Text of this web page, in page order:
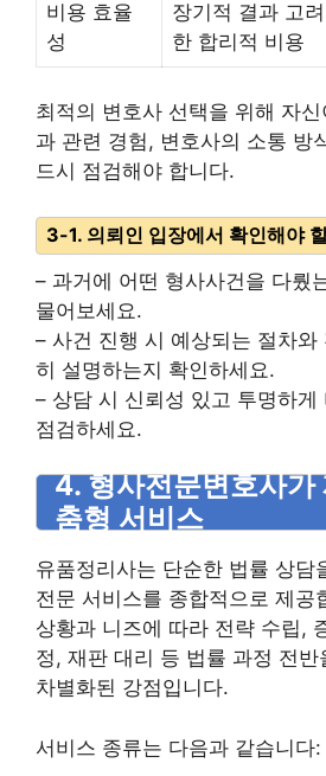
비용 효율
성
장기적 결과 고려
한 합리적 비용
최적의 변호사 선택을 위해 자
과 관련 경험, 변호사의 소통 방
드시 점검해야 합니다.
3-1. 의뢰인 입장에서 확인해야
– 과거에 어떤 형사사건을 다뤘
물어보세요.
– 사건 진행 시 예상되는 절차와
히 설명하는지 확인하세요.
– 상담 시 신뢰성 있고 투명하게
점검하세요.
4. 형사전문변호사가
춤형 서비스
유품정리사는 단순한 법률 상담
전문 서비스를 종합적으로 제공
상황과 니즈에 따라 전략 수립,
정, 재판 대리 등 법률 과정 전반
차별화된 강점입니다.
서비스 종류는 다음과 같습니다: